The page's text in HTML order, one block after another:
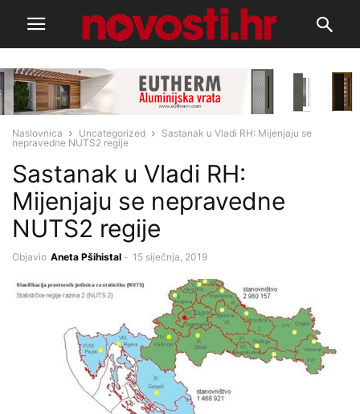
Naslovnica Uncategorized
Sastanak u Vladi RH: Mijenjaju se
nepravedne NUTS2 regije
Sastanak u Vladi RH:
Mijenjaju se nepravedne
NUTS2 regije
Objavio Aneta Pšihistal - 15 siječnja, 2019